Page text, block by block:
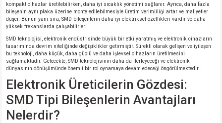
kompakt cihazlar üretilebilirken, daha iyi sıcaklık yönetimi sağlanır. Ayrıca, daha fazla
bileşenin aynı plaka üzerine monte edilebilmesiyle üretim verimliliği artar ve maliyetler
düşer. Bunun yanı sıra, SMD bileşenlerin daha iyi elektriksel özellikleri vardır ve daha
yüksek frekanslarda çalışabilirler.
SMD teknolojisi, elektronik endüstrisinde büyük bir etki yaratmış ve elektronik cihazların
tasarımında devrim niteliğinde değişiklikler getirmiştir. Sürekli olarak gelişen ve iyileşen
bu teknoloji, daha küçük, daha güçlü ve daha işlevsel cihazların üretilmesini
sağlamaktadır. Gelecekte, SMD teknolojisinin daha da ilerleyeceği ve elektronik
dünyasının dönüşümünde önemli bir rol oynamaya devam edeceği öngörülmektedir.
Elektronik Üreticilerin Gözdesi:
SMD Tipi Bileşenlerin Avantajları
Nelerdir?